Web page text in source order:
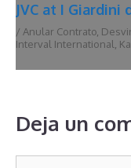
JVC at I Giardini
/ Anular Contrato,
Interval International,
Deja un